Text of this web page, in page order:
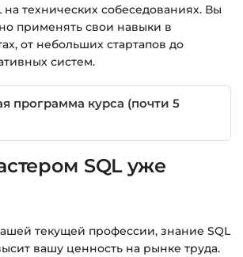
на технических собеседованиях. Вы
применять свои навыки в
от небольших стартапов до
систем.
программа курса (почти 5
SQL уже
текущей профессии, знание SQL
вашу ценность на рынке труда.